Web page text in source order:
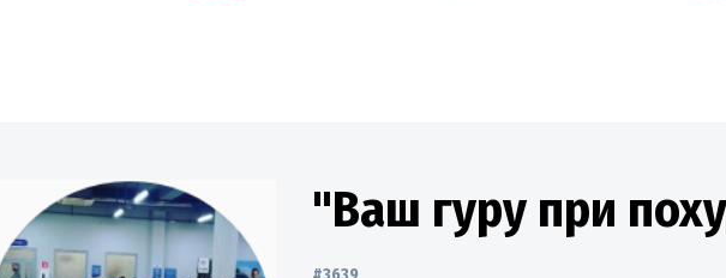
"Ваш гуру при